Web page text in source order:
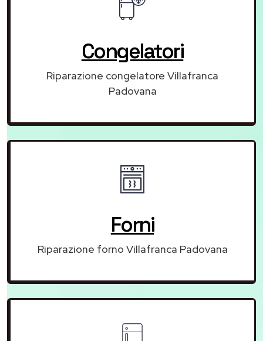
Congelatori
Riparazione congelatore Villafranca
Padovana
Forni
Riparazione forno Villafranca Padovana